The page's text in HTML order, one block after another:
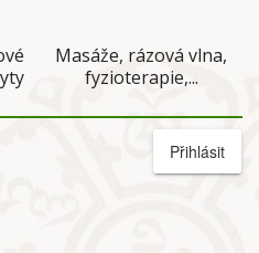
Masáže, rázová vlna,
fyzioterapie,...
Přihlásit